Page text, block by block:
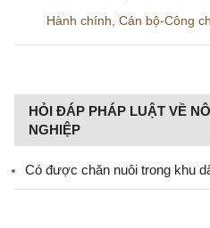
Hành chính Cán bộ-Công
HỎI ĐÁP PHÁP LUẬT VỀ
NGHIỆP
Có được chăn nuôi trong khu